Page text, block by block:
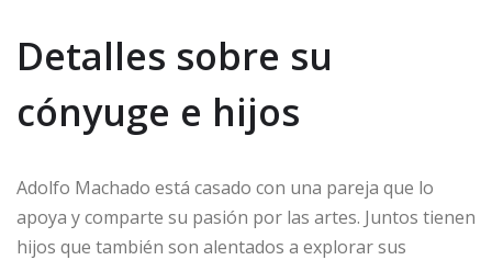
Detalles sobre su
cónyuge e hijos
Adolfo Machado está casado con una pareja que lo
apoya y comparte su pasión por las artes. Juntos tienen
hijos que también son alentados a explorar sus